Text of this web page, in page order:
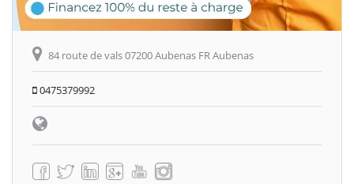
84 route de vals 07200 Aubenas FR Aubenas
0475379992